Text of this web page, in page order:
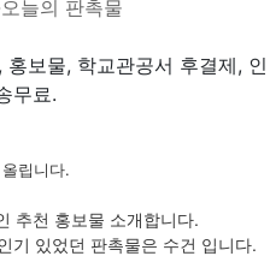
보물, 학교관공서 후결제, 인
무료.
립니다.
추천 홍보물 소개합니다.
기 있었던 판촉물은 수건 입니다.